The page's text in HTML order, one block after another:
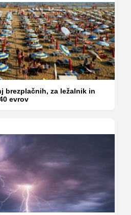
brezplačnih, za ležalnik in
evrov